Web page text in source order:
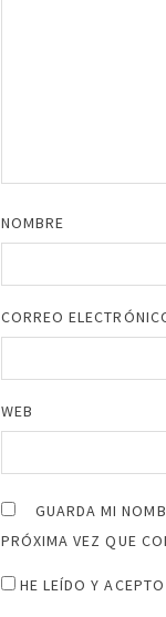
NOMBRE
CORREO
WEB
GUARDA MI
PRÓXIMA VEZ QUE
HE LEÍDO Y